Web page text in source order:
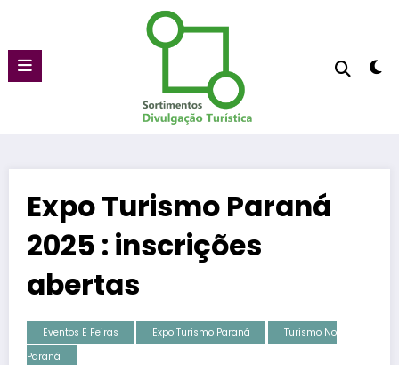
conteúdo
Expo Turismo Paraná
2025 : inscrições
abertas
Eventos E Feiras Expo Turismo Paraná
Turismo No
Paraná